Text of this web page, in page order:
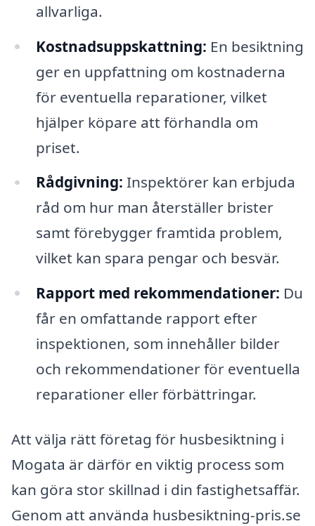
allvarliga.
Kostnadsuppskattning: En besiktning
ger en uppfattning om kostnaderna
för eventuella reparationer, vilket
hjälper köpare att förhandla om
priset.
Rådgivning: Inspektörer kan erbjuda
råd om hur man återställer brister
samt förebygger framtida problem,
vilket kan spara pengar och besvär.
Rapport med rekommendationer: Du
får en omfattande rapport efter
inspektionen, som innehåller bilder
och rekommendationer för eventuella
reparationer eller förbättringar.
Att välja rätt företag för husbesiktning i
Mogata är därför en viktig process som
kan göra stor skillnad i din fastighetsaffär.
Genom att använda husbesiktning-pris.se